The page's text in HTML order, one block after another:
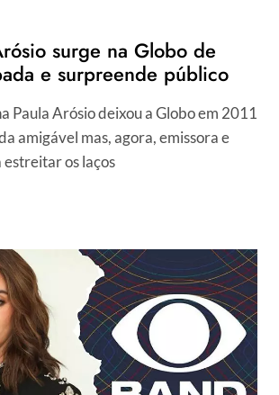
surge na Globo de
e surpreende público
Paula Arósio deixou a Globo em 2011
amigável mas, agora, emissora e
os laços